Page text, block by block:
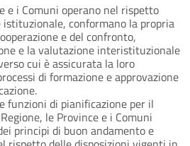
e i Comuni operano nel rispetto
istituzionale, conformano la propria
e del confronto,
e la valutazione interistituzionale
cui è assicurata la loro
di formazione e approvazione
funzioni di pianificazione per il
le Province e i Comuni
principi di buon andamento e